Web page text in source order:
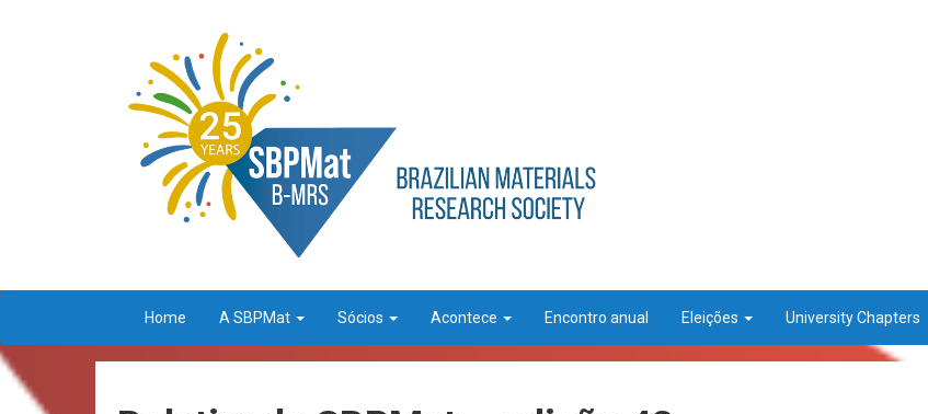
Home A SBPMat Sócios Acontece Encontro anual Eleições University Chapters